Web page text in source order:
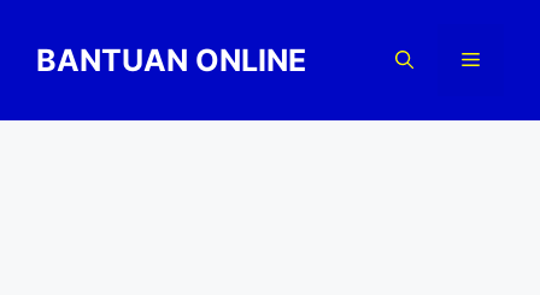
contentBANTUAN ONLINE Menu